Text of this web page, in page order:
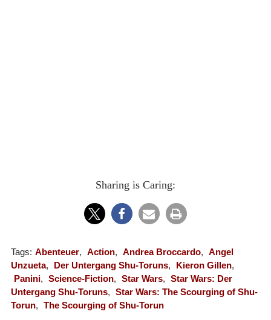
Sharing is Caring:
Tags: Abenteuer, Action, Andrea Broccardo, Angel
Unzueta, Der Untergang Shu-Toruns, Kieron Gillen,
Panini, Science-Fiction, Star Wars, Star Wars: Der
Untergang Shu-Toruns, Star Wars: The Scourging of Shu-
Torun, The Scourging of Shu-Torun